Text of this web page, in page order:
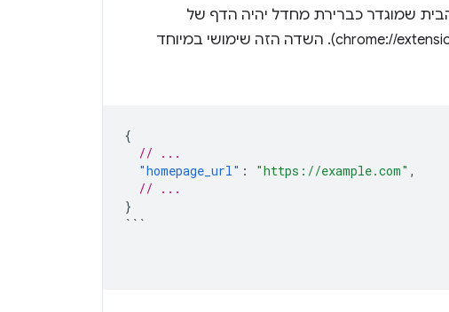
שמוגדר כברירת מחדל יהיה הדף של
התוסף בחנות האינטרנט של Chrome, שמופיע בדף ניהול התוספים (chrome://extensions). השדה הזה שימושי במיוחד
{
// ...
"homepage_url" : "https://example.com" ,
// ...
}
```